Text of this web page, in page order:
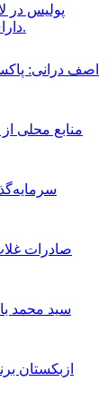
دارای معلولیت ذهنی از وظایف‌شان تعلیق شدند.
اصف درانی:
منابع محلى
سيد محمد